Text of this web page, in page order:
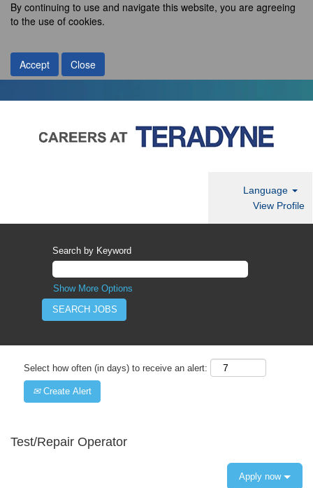
By continuing to use and navigate this website, you are agreeing
to the use of cookies.
Accept Close
Language
View Profile
Search by Keyword
Show More Options
Select how often (in days) to receive an alert:
Create Alert
Test/Repair Operator
Apply now